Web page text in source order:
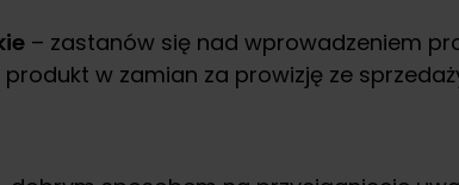
– zastanów się nad wprowadzeniem
w zamian za prowizję ze